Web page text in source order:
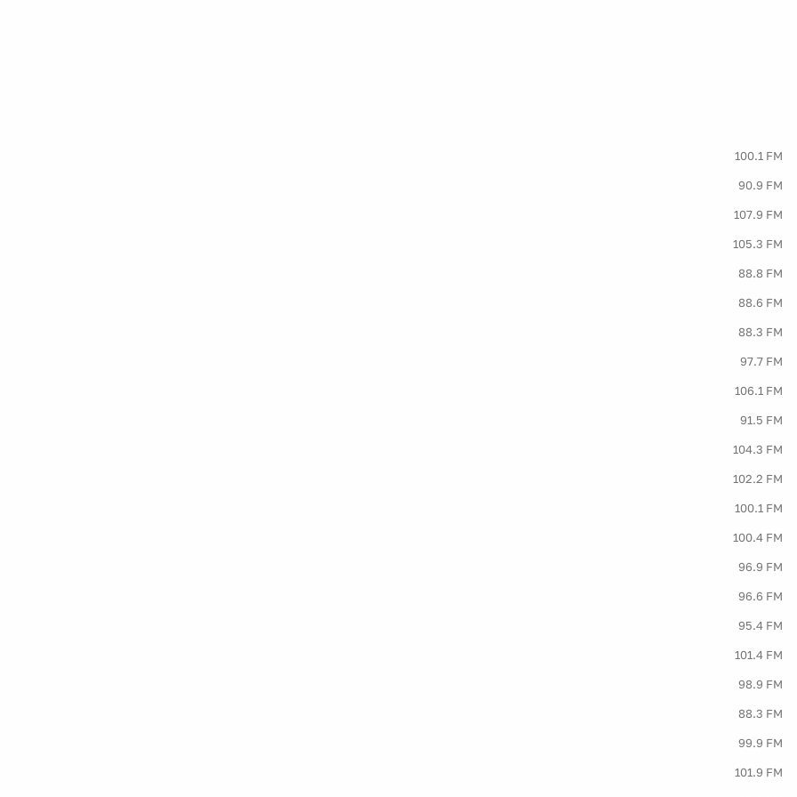
100.1 FM
90.9 FM
107.9 FM
105.3 FM
88.8 FM
88.6 FM
88.3 FM
97.7 FM
106.1 FM
91.5 FM
104.3 FM
102.2 FM
100.1 FM
100.4 FM
96.9 FM
96.6 FM
95.4 FM
101.4 FM
98.9 FM
88.3 FM
99.9 FM
101.9 FM